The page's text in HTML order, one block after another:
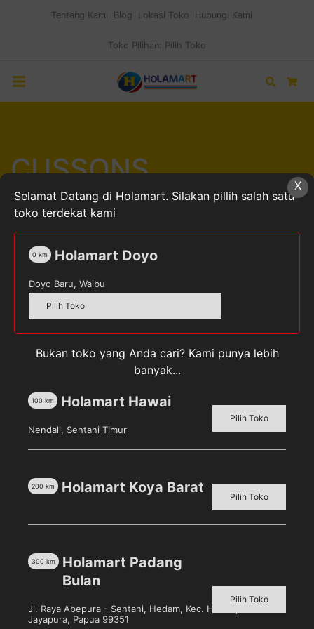
Tentang Kami Blog Lokasi Toko Hubungi Kami
Toko Pilihan: Pilih Toko
Search
CUSSONS
Home Produk dengan tag “CUSSONS”
Soap Classic [75 g]
harga
X
Selamat Datang di Holamart. Silakan pillih salah satu
toko terdekat kami
Holamart Doyo
0 km
Doyo Baru, Waibu
Pilih Toko
Bukan toko yang Anda cari? Kami punya lebih
banyak...
Holamart Hawai
100 km
Nendali, Sentani Timur
Pilih Toko
Holamart Koya Barat
200 km
Pilih Toko
Holamart Padang
Bulan
300 km
Jl. Raya Abepura - Sentani, Hedam, Kec. Heram, Kota
Jayapura, Papua 99351
Pilih Toko